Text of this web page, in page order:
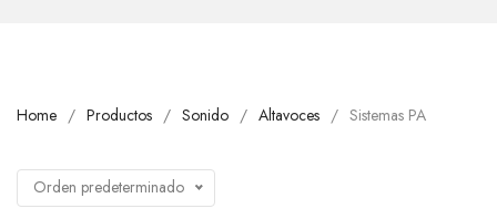
Home Productos Sonido Altavoces Sistemas PA
Orden predeterminado